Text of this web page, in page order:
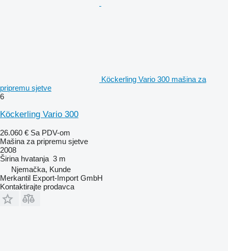
Köckerling Vario 300 mašina za
pripremu sjetve
6
Köckerling Vario 300
26.060 € Sa PDV-om
Mašina za pripremu sjetve
2008
Širina hvatanja 3 m
Njemačka, Kunde
Merkantil Export-Import GmbH
Kontaktirajte prodavca